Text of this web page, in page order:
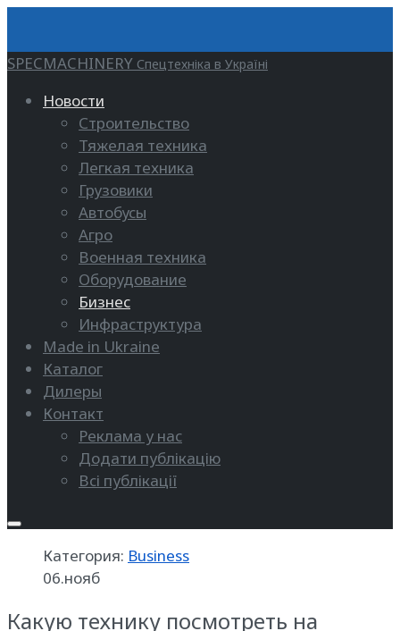
SPECMACHINERY Спецтехніка в Україні
Новости
Строительство
Тяжелая техника
Легкая техника
Грузовики
Автобусы
Агро
Военная техника
Оборудование
Бизнес
Инфраструктура
Made in Ukraine
Каталог
Дилеры
Контакт
Реклама у нас
Додати публікацію
Всі публікації
Категория: Business
06.нояб
Какую технику посмотреть на